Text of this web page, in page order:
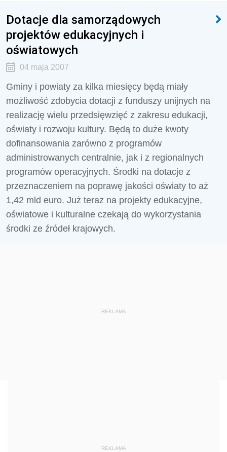
Dotacje dla samorządowych
projektów edukacyjnych i
oświatowych
04 maja 2007
Gminy i powiaty za kilka miesięcy będą miały
możliwość zdobycia dotacji z funduszy unijnych na
realizację wielu przedsięwzięć z zakresu edukacji,
oświaty i rozwoju kultury. Będą to duże kwoty
dofinansowania zarówno z programów
administrowanych centralnie, jak i z regionalnych
programów operacyjnych. Środki na dotacje z
przeznaczeniem na poprawę jakości oświaty to aż
1,42 mld euro. Już teraz na projekty edukacyjne,
oświatowe i kulturalne czekają do wykorzystania
środki ze źródeł krajowych.
REKLAMA
REKLAMA